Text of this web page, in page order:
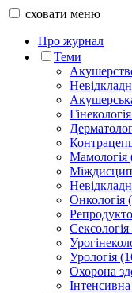
сховати меню
Про журнал
Теми
Мамологія
Онкологія
Урологія
Охорона